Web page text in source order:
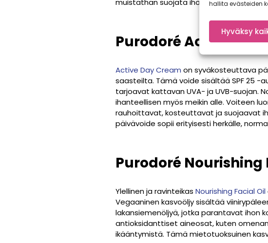
hallita evästeiden
Hyväksy
muistathan suojata ihosi, ja hoitaa sitä
Purodoré Active Day
Active Day Cream on syväkosteuttava
saasteilta. Tämä voide sisältää SPF 25 -
tarjoavat kattavan UVA- ja UVB-suojan.
ihanteellisen myös meikin alle. Voiteen
rauhoittavat, kosteuttavat ja suojaavat
päivävoide sopii erityisesti herkälle,
Purodoré Nourishing
Ylellinen ja ravinteikas Nourishing Facial Oil
Vegaaninen kasvoöljy sisältää
lakansiemenöljyä, jotka parantavat ihon
antioksidanttiset aineosat, kuten
ikääntymistä. Tämä mietotuoksuinen